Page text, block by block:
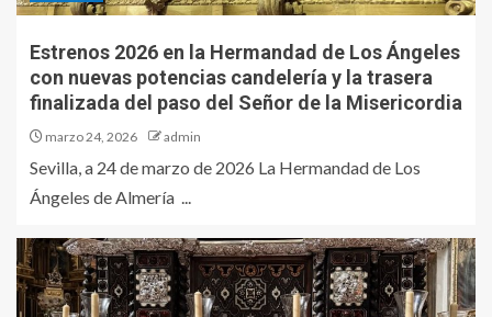
Estrenos 2026 en la Hermandad de Los Ángeles
con nuevas potencias candelería y la trasera
finalizada del paso del Señor de la Misericordia
marzo 24, 2026 admin
Sevilla, a 24 de marzo de 2026 La Hermandad de Los
Ángeles de Almería ...